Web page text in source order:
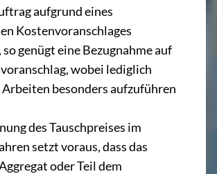
aufgrund eines
Kostenvoranschlages
genügt eine Bezugnahme auf
wobei lediglich
besonders aufzuführen
des Tauschpreises im
setzt voraus, dass das
oder Teil dem